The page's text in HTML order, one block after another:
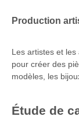
Production
Les artistes et
pour créer des
modèles, les
Étude de